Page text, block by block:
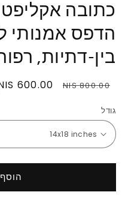
כתובה
הדפס אמנותי
בין-דתיות,
מחיר
800.00 NIS
מחיר
600.00 NIS
גודל